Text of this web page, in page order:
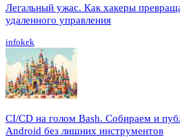
Легальный ужас. Как хакеры
удаленного управления
infokek
CI/CD на голом Bash. Собираем и
Android без лишних инструментов